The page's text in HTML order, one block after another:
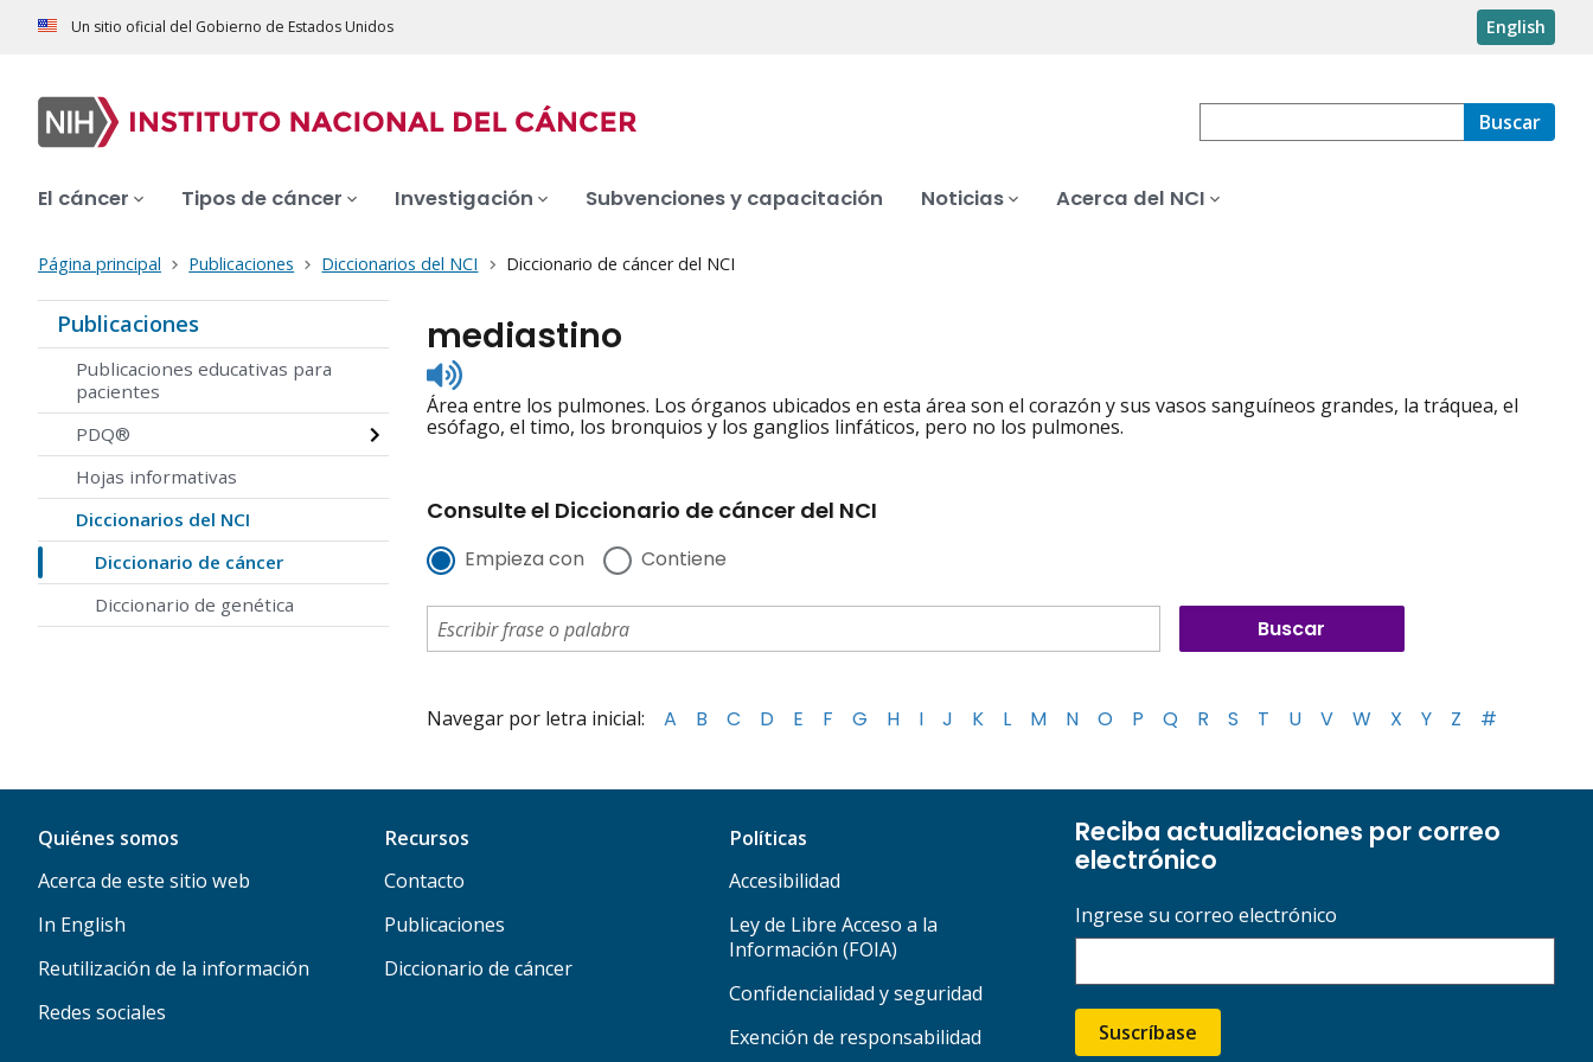
Un sitio oficial del Gobierno de Estados Unidos English
Buscar
El cáncer Tipos de cáncer Investigación Subvenciones y capacitación Noticias Acerca del NCI
Página principal Publicaciones Diccionarios del NCI Diccionario de cáncer del NCI
Publicaciones
Publicaciones educativas para
pacientes
PDQ®
Hojas informativas
Diccionarios del NCI
Diccionario de cáncer
Diccionario de genética
mediastino
Listen
to
pronunciation
Área entre los pulmones. Los órganos ubicados en esta área son el corazón y sus vasos sanguíneos grandes, la tráquea, el
esófago, el timo, los bronquios y los ganglios linfáticos, pero no los pulmones.
Consulte el Diccionario de cáncer del NCI
Empieza con Contiene
Navegar por letra inicial: A B C D E F G H I J K L M N O P Q R S T U V W X Y Z #
Quiénes somos
Acerca de este sitio web
In English
Reutilización de la información
Redes sociales
Recursos
Contacto
Publicaciones
Diccionario de cáncer
Políticas
Accesibilidad
Ley de Libre Acceso a la
Información (FOIA)
Confidencialidad y seguridad
Exención de responsabilidad
Reciba actualizaciones por correo
electrónico
Ingrese su correo electrónico
Suscríbase